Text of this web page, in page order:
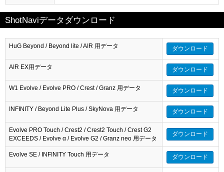
ShotNaviデータダウンロード
HuG Beyond / Beyond lite / AIR 用データ ダウンロード
AIR EX用データ ダウンロード
W1 Evolve / Evolve PRO / Crest / Granz 用データ ダウンロード
INFINITY / Beyond Lite Plus / SkyNova 用データ ダウンロード
Evolve PRO Touch / Crest2 / Crest2 Touch / Crest G2
EXCEEDS / Evolve α / Evolve G2 / Granz neo 用データ
ダウンロード
Evolve SE / INFINITY Touch 用データ ダウンロード